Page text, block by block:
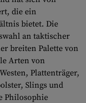
die ein
bietet. Die
an taktischer
breiten Palette von
Arten von
Plattenträger,
Slings und
Philosophie